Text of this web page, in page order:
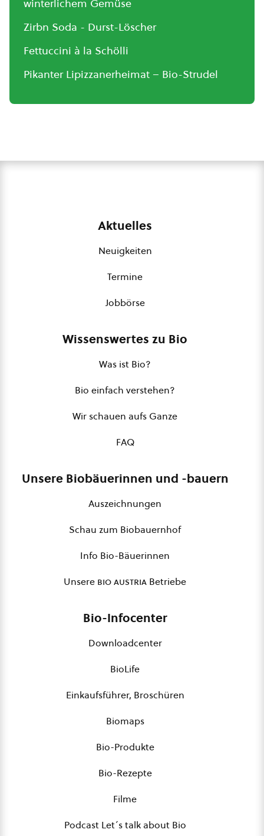
winterlichem Gemüse
Zirbn Soda - Durst-Löscher
Fettuccini à la Schölli
Pikanter Lipizzanerheimat – Bio-Strudel
Aktuelles
Neuigkeiten
Termine
Jobbörse
Wissenswertes zu Bio
Was ist Bio?
Bio einfach verstehen?
Wir schauen aufs Ganze
FAQ
Unsere Biobäuerinnen und -bauern
Auszeichnungen
Schau zum Biobauernhof
Info Bio-Bäuerinnen
Unsere bio austria Betriebe
Bio-Infocenter
Downloadcenter
BioLife
Einkaufsführer, Broschüren
Biomaps
Bio-Produkte
Bio-Rezepte
Filme
Podcast Let´s talk about Bio